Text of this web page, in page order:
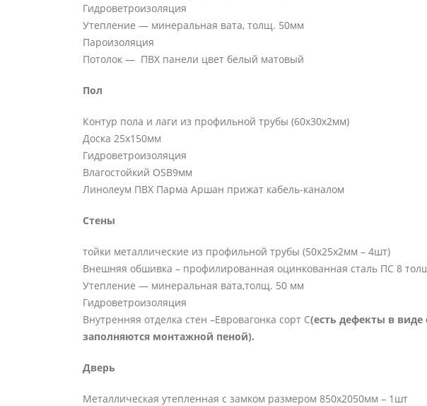
Гидроветроизоляция
Утепление — минеральная вата, толщ. 50мм
Пароизоляция
Потолок — ПВХ панели цвет белый матовый
Пол
Контур пола и лаги из профильной трубы (60х30х2мм)
Доска 25х150мм
Гидроветроизоляция
Влагостойкий OSB9мм
Линолеум ПВХ Парма Аршан прижат кабель-каналом
Стены
тойки металлические из профильной трубы (50х25х2мм – 4шт)
Внешняя обшивка – профилированная оцинкованная сталь ПС 8
Утепление — минеральная вата,толщ. 50 мм
Гидроветроизоляция
Внутренняя отделка стен –Евровагонка сорт С(есть дефекты в
заполняются монтажной пеной).
Дверь
Металлическая утепленная с замком размером 850х2050мм – 1шт